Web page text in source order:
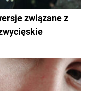
związane z